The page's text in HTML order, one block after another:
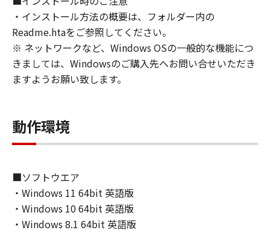
AFFILIATES, THEIR DISTRIBUTORS, OR
DEALERS NOR CANON'S LICENSORS ARE
RESPONSIBLE FOR MAINTAINING OR
HELPING YOU TO USE THE SOFTWARE, OR
PROVIDING YOU WITH ANY UPDATES, FIXES
7. DISCLAIMER OF WARRANTIES AND
LIABILITY
[NO WARRANTY] THE SOFTWARE IS
ANY KIND, EITHER EXPRESSED OR IMPLIED,
INCLUDING, BUT NOT LIMITED TO THE
IMPLIED WARRANTIES OF MERCHANTABILITY
AND FITNESS FOR A PARTICULAR PURPOSE.
・インストール方法の概要は、フォルダー内の
Readme.htaをご参照してください。
※ ネットワークなど、Windows OSの一般的な機能につ
きましては、Windowsのご購入先へお問い合せいただき
ますようお願い致します。
動作環境
■ソフトウエア
・Windows 11 64bit 英語版
・Windows 10 64bit 英語版
・Windows 8.1 64bit 英語版